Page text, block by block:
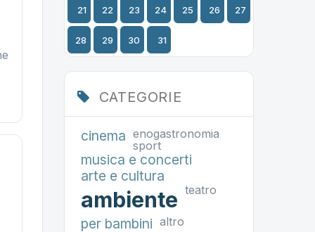
21 22 23 24 25 26 27
28 29 30 31
CATEGORIE
cinema enogastronomia
sport
musica e concerti
arte e cultura
ambiente teatro
per bambini altro